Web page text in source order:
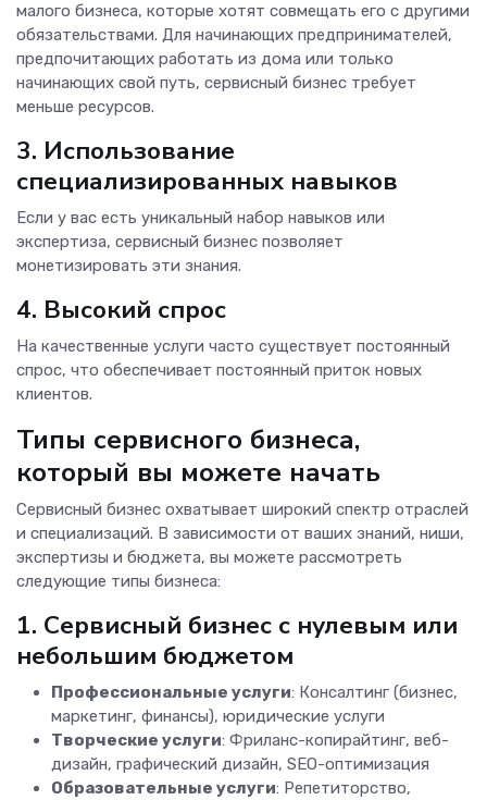
малого бизнеса, которые хотят совмещать его с другими
обязательствами. Для начинающих предпринимателей,
предпочитающих работать из дома или только
начинающих свой путь, сервисный бизнес требует
меньше ресурсов.
3. Использование
специализированных навыков
Если у вас есть уникальный набор навыков или
экспертиза, сервисный бизнес позволяет
монетизировать эти знания.
4. Высокий спрос
На качественные услуги часто существует постоянный
спрос, что обеспечивает постоянный приток новых
клиентов.
Типы сервисного бизнеса,
который вы можете начать
Сервисный бизнес охватывает широкий спектр отраслей
и специализаций. В зависимости от ваших знаний, ниши,
экспертизы и бюджета, вы можете рассмотреть
следующие типы бизнеса:
1. Сервисный бизнес с нулевым или
небольшим бюджетом
Профессиональные услуги: Консалтинг (бизнес,
маркетинг, финансы), юридические услуги
Творческие услуги: Фриланс-копирайтинг, веб-
дизайн, графический дизайн, SEO-оптимизация
Образовательные услуги: Репетиторство,